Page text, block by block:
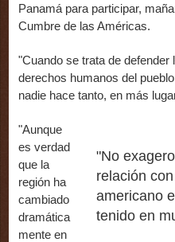
Panamá para participar,
Cumbre de las Américas.
"Cuando se trata de
derechos humanos del
nadie hace tanto, en más
"No
relación
americano
tenido en
"Aunque
es verdad
que la
región ha
cambiado
dramática
mente en